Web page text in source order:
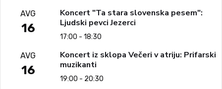
AVG
16
Koncert "Ta stara slovenska pesem":
Ljudski pevci Jezerci
17:00 - 18:30
AVG
16
Koncert iz sklopa Večeri v atriju: Prifarski
muzikanti
19:00 - 20:30